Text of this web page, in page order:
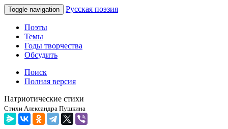
Toggle navigation Русская поэзия
Поэты
Темы
Годы творчества
Обсудить
Поиск
Полная версия
Патриотические стихи
Стихи Александра Пушкина